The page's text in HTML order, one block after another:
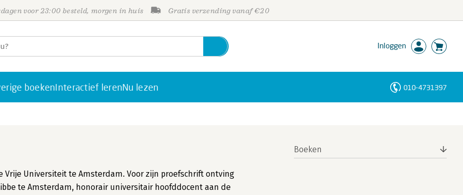
voor 23:00 besteld, morgen in huis Gratis verzending vanaf €20
Inloggen
boekenInteractief lerenNu lezen 010-4731397
Vrije Universiteit te Amsterdam. Voor zijn proefschrift ontving
te Amsterdam, honorair universitair hoofddocent aan de
Boeken
Personen